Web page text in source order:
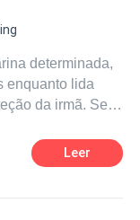
determinada,
enquanto lida
da irmã. Seu
o astro do
Ele tem o mundo
Leer